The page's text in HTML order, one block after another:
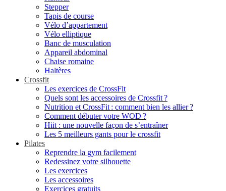
Stepper
Tapis de course
Vélo d’appartement
Vélo elliptique
Banc de musculation
Appareil abdominal
Chaise romaine
Haltères
Crossfit
Les exercices de CrossFit
Quels sont les accessoires de Crossfit ?
Nutrition et CrossFit : comment bien les allier ?
Comment débuter votre WOD ?
Hiit : une nouvelle façon de s’entraîner
Les 5 meilleurs gants pour le crossfit
Pilates
Reprendre la gym facilement
Redessinez votre silhouette
Les exercices
Les accessoires
Exercices gratuits